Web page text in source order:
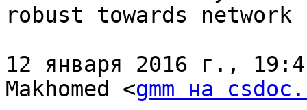
robust towards
12 января 2016 г.,
Makhomed <gmm на